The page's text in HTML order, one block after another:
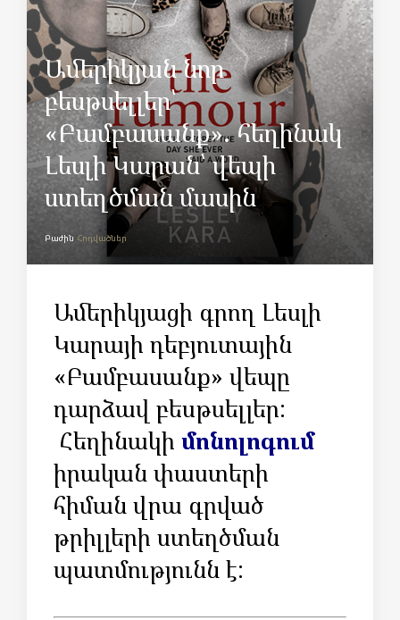
Ամերիկյան նոր
բեսթսելլեր՝
«Բամբասանք». հեղինակ
Լեսլի Կարան՝ վեպի
ստեղծման մասին
Բաժին Հոդվածներ
Ամերիկյացի գրող Լեսլի
Կարայի դեբյուտային
«Բամբասանք» վեպը
դարձավ բեսթսելլեր:
Հեղինակի մոնոլոգում
իրական փաստերի
հիման վրա գրված
թրիլլերի ստեղծման
պատմությունն է: